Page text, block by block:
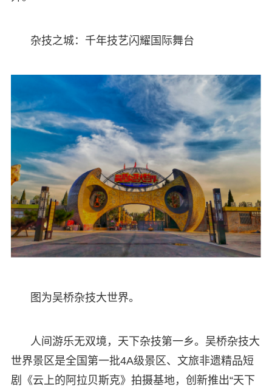
杂技之城：千年技艺闪耀国际舞台
图为吴桥杂技大世界。
人间游乐无双境，天下杂技第一乡。吴桥杂技大
世界景区是全国第一批4A级景区、文旅非遗精品短
剧《云上的阿拉贝斯克》拍摄基地，创新推出“天下